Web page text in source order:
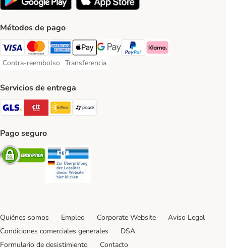
Métodos de pago
Visa Payment Method
Mastercard Payment Method
American Express Payment Method
Apple Pay Payment Method
Google Pay Payment Method
PayPal Payment Method
Klarna Payment Method
Contra-reembolso
Contra-reembolso Payment Method
Transferencia
Transferencia Payment Method
Servicios de entrega
GLS Shipping Method
CTTExpress Shipping Method
InPost Shipping Method
paack Shipping Method
Pago seguro
Security
Quiénes somos Empleo Corporate Website
Aviso Legal
Condiciones comerciales generales
DSA
Formulario de desistimiento
Contacto